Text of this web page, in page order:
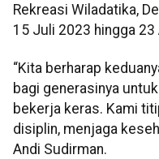
Rekreasi Wiladatika,
15 Juli 2023 hingga
“Kita berharap
bagi generasinya
bekerja keras. Kami
disiplin, menjaga
Andi Sudirman.